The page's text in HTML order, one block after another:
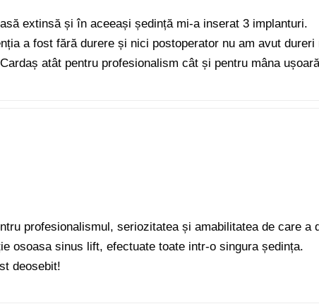
extinsă și în aceeași ședință mi-a inserat 3 implanturi.
a fost fără durere și nici postoperator nu am avut
atât pentru profesionalism cât și pentru mâna
profesionalismul, seriozitatea și amabilitatea de care a
osoasa sinus lift, efectuate toate intr-o singura ședința.
deosebit!